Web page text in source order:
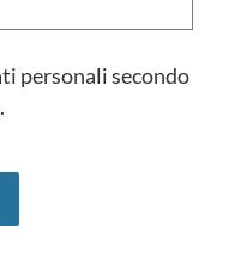
personali secondo
.